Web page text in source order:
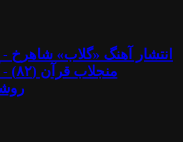
انتشار آهنگ «گلاب» شاهرخ -